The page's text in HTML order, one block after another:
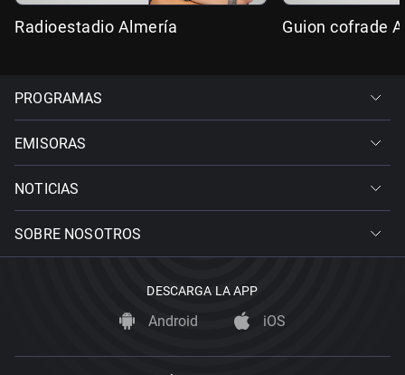
Radioestadio Almería Guion cofrade
PROGRAMAS
EMISORAS
NOTICIAS
SOBRE NOSOTROS
DESCARGA LA APP
Android iOS